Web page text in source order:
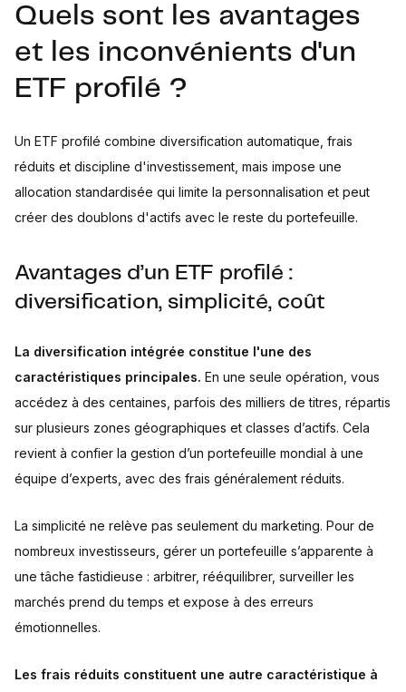
Quels sont les avantages
et les inconvénients d'un
ETF profilé ?
Un ETF profilé combine diversification automatique, frais
réduits et discipline d'investissement, mais impose une
allocation standardisée qui limite la personnalisation et peut
créer des doublons d'actifs avec le reste du portefeuille.
Avantages d’un ETF profilé :
diversification, simplicité, coût
La diversification intégrée constitue l'une des
caractéristiques principales. En une seule opération, vous
accédez à des centaines, parfois des milliers de titres, répartis
sur plusieurs zones géographiques et classes d’actifs. Cela
revient à confier la gestion d’un portefeuille mondial à une
équipe d’experts, avec des frais généralement réduits.
La simplicité ne relève pas seulement du marketing. Pour de
nombreux investisseurs, gérer un portefeuille s’apparente à
une tâche fastidieuse : arbitrer, rééquilibrer, surveiller les
marchés prend du temps et expose à des erreurs
émotionnelles.
Les frais réduits constituent une autre caractéristique à